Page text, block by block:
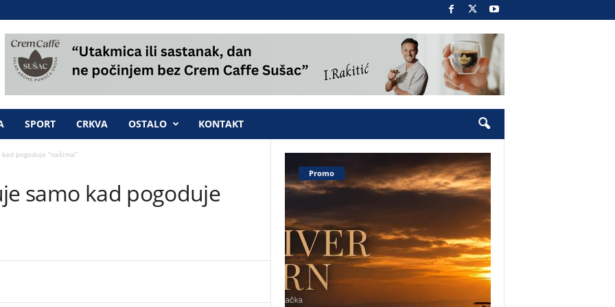
SPORT CRKVA OSTALO KONTAKT
pogoduje “našima”
samo kad pogoduje
Promo